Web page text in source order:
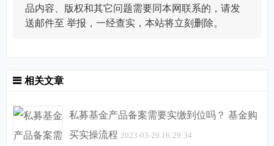
品内容、版权和其它问题需要同本网联系的，请发
送邮件至 举报，一经查实，本站将立刻删除。
相关文章
私募基金产品备案需要实缴到位吗？ 基金购
买实操流程 2023-03-29 16:29:34